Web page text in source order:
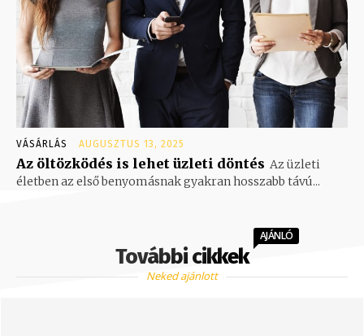
VÁSÁRLÁS AUGUSZTUS 13, 2025
Az öltözködés is lehet üzleti döntés Az üzleti
életben az első benyomásnak gyakran hosszabb távú...
További cikkek
AJÁNLÓ
Neked ajánlott